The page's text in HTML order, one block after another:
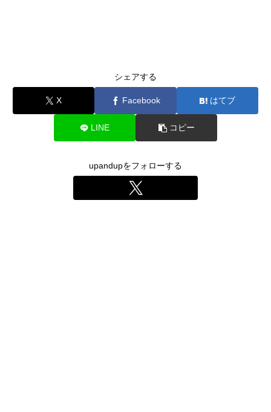
シェアする
X Facebook はてブ
LINE コピー
upandupをフォローする